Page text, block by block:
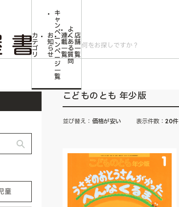
カ
テ
ゴ
リ
お
知
ら
せ
キ
ャ
ン
ペ
ー
ン
ペ
ー
ジ
一
覧
連
載
一
覧
よ
く
あ
る
質
問
店
舗
一
覧
福音館書店の絵本
こどものとも 年少版
並び替え： 価格が安い 表示件数： 20件